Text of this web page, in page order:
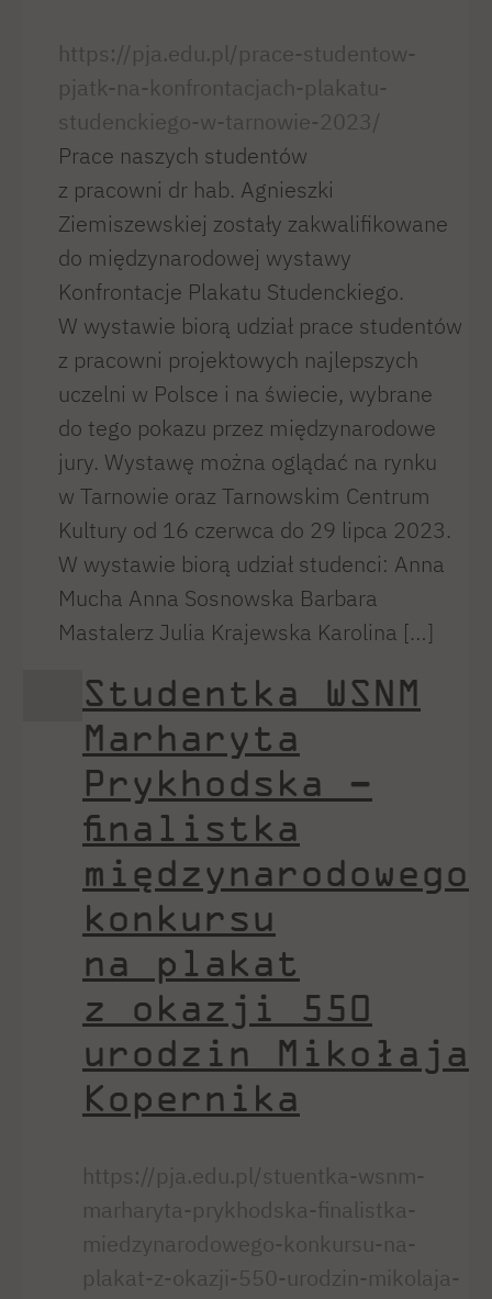
https://pja.edu.pl/prace-studentow-
pjatk-na-konfrontacjach-plakatu-
studenckiego-w-tarnowie-2023/
Prace naszych studentów
z pracowni dr hab. Agnieszki
Ziemiszewskiej zostały zakwalifikowane
do międzynarodowej wystawy
Konfrontacje Plakatu Studenckiego.
W wystawie biorą udział prace studentów
z pracowni projektowych najlepszych
uczelni w Polsce i na świecie, wybrane
do tego pokazu przez międzynarodowe
jury. Wystawę można oglądać na rynku
w Tarnowie oraz Tarnowskim Centrum
Kultury od 16 czerwca do 29 lipca 2023.
W wystawie biorą udział studenci: Anna
Mucha Anna Sosnowska Barbara
Mastalerz Julia Krajewska Karolina […]
Studentka WSNM
Marharyta
Prykhodska –
finalistka
międzynarodowego
konkursu
na plakat
z okazji 550
urodzin Mikołaja
Kopernika
https://pja.edu.pl/stuentka-wsnm-
marharyta-prykhodska-finalistka-
miedzynarodowego-konkursu-na-
plakat-z-okazji-550-urodzin-mikolaja-